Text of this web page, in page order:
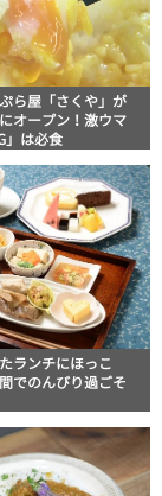
ら屋「さくや」が
オープン！激ウマ
」は必食
ランチにほっこ
でのんびり過ごそ